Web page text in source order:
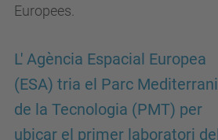
Europees.
L' Agència Espacial Europea
(ESA) tria el Parc Mediterrani
de la Tecnologia (PMT) per
ubicar el primer laboratori del